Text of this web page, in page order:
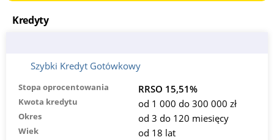
Burger
Kredyty
Szybki Kredyt Gotówkowy
Stopa oprocentowania RRSO 15,51%
Kwota kredytu od 1 000 do 300 000 zł
Okres od 3 do 120 miesięcy
Wiek od 18 lat